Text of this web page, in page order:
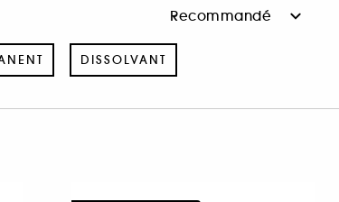
DISSOLVANT